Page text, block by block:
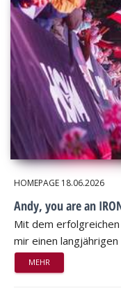
HOMEPAGE 18.06.2026
Andy, you are an
Mit dem
mir einen
MEHR